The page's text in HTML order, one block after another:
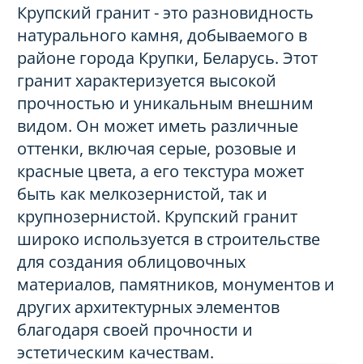
Крупский гранит - это разновидность
натурального камня, добываемого в
районе города Крупки, Беларусь. Этот
гранит характеризуется высокой
прочностью и уникальным внешним
видом. Он может иметь различные
оттенки, включая серые, розовые и
красные цвета, а его текстура может
быть как мелкозернистой, так и
крупнозернистой. Крупский гранит
широко используется в строительстве
для создания облицовочных
материалов, памятников, монументов и
других архитектурных элементов
благодаря своей прочности и
эстетическим качествам.